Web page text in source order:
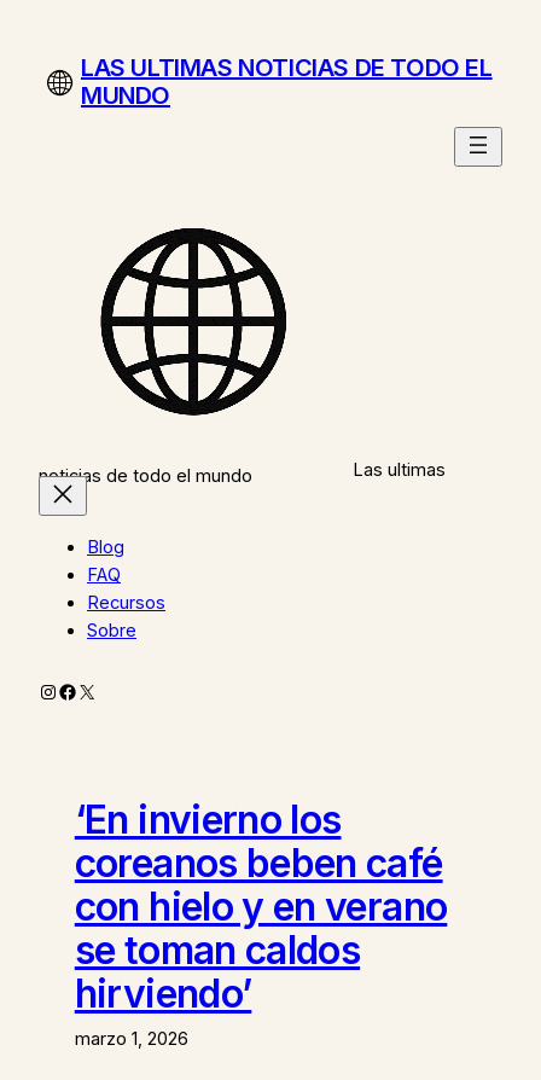
contenidoLAS ULTIMAS NOTICIAS DE TODO EL
MUNDO
Las ultimas
noticias de todo el mundo
Blog
FAQ
Recursos
Sobre
Instagram
Facebook
X
‘En invierno los
coreanos beben café
con hielo y en verano
se toman caldos
hirviendo’
marzo 1, 2026